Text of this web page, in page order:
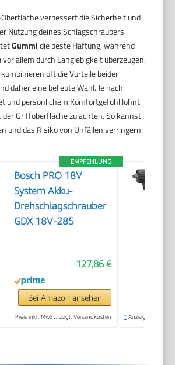
verbessert die Sicherheit und
Nutzung deines Schlagschraubers
Gummidie beste Haftung, während
vor allem durch Langlebigkeit überzeugen.
kombinieren oft die Vorteile beider
daher eine beliebte Wahl. Je nach
und persönlichem Komfortgefühl lohnt
der Griffoberfläche zu achten. So kannst
und das Risiko von Unfällen verringern.
EMPFEHLUNG
Bosch PRO 18V
System Akku-
Drehschlagschrauber
GDX 18V-285
127,86 €
Bei Amazon ansehen
Preis inkl. MwSt., zzgl. Versandkosten * Anzeige